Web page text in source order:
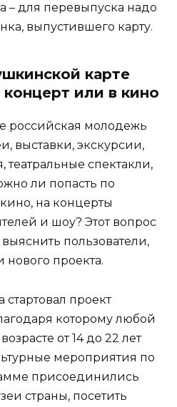
– для перевыпуска надо
выпустившего карту.
карте
концерт или в кино
российская молодежь
выставки, экскурсии,
спектакли,
ли попасть по
на концерты
и шоу? Этот вопрос
пользователи,
нового проекта.
стартовал проект
которому любой
от 14 до 22 лет
мероприятия по
присоединились
страны, посетить